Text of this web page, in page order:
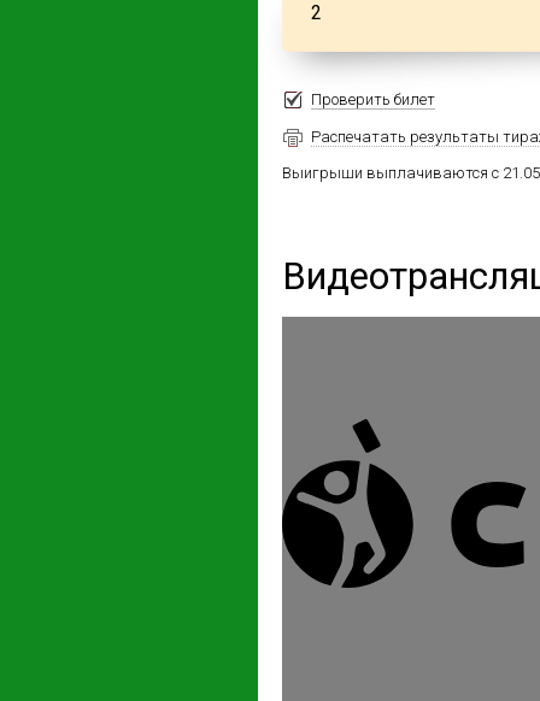
2
Проверить билет
Распечатать результаты
Выигрыши выплачиваются с